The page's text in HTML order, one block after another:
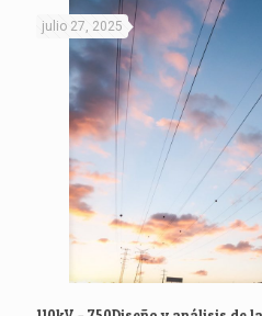
julio 27, 2025